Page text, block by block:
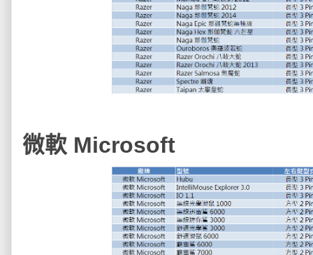
微軟 Microsoft